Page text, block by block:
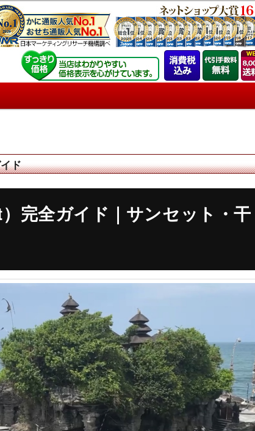
】
ます。
ド
完全ガイド｜サンセット・干